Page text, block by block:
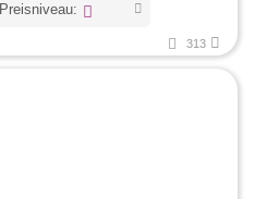
Preisniveau:
313